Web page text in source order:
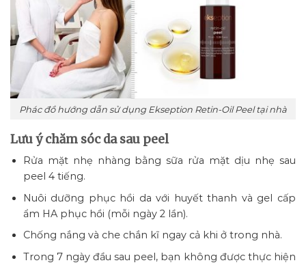
Phác đồ hướng dẫn sử dụng Ekseption Retin-Oil Peel tại nhà
Lưu ý chăm sóc da sau peel
Rửa mặt nhẹ nhàng bằng sữa rửa mặt dịu nhẹ sau
peel 4 tiếng.
Nuôi dưỡng phục hồi da với huyết thanh và gel cấp
ẩm HA phục hồi (mỗi ngày 2 lần).
Chống nắng và che chắn kĩ ngay cả khi ở trong nhà.
Trong 7 ngày đầu sau peel, bạn không được thực hiện